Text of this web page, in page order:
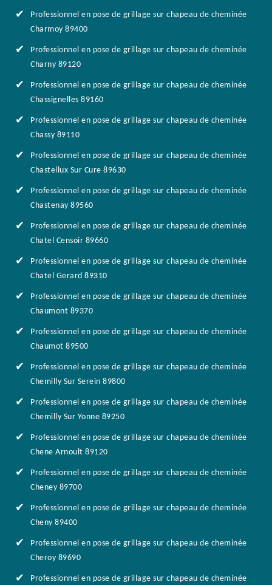
Professionnel en pose de grillage sur chapeau de cheminée
Charmoy 89400
Professionnel en pose de grillage sur chapeau de cheminée
Charny 89120
Professionnel en pose de grillage sur chapeau de cheminée
Chassignelles 89160
Professionnel en pose de grillage sur chapeau de cheminée
Chassy 89110
Professionnel en pose de grillage sur chapeau de cheminée
Chastellux Sur Cure 89630
Professionnel en pose de grillage sur chapeau de cheminée
Chastenay 89560
Professionnel en pose de grillage sur chapeau de cheminée
Chatel Censoir 89660
Professionnel en pose de grillage sur chapeau de cheminée
Chatel Gerard 89310
Professionnel en pose de grillage sur chapeau de cheminée
Chaumont 89370
Professionnel en pose de grillage sur chapeau de cheminée
Chaumot 89500
Professionnel en pose de grillage sur chapeau de cheminée
Chemilly Sur Serein 89800
Professionnel en pose de grillage sur chapeau de cheminée
Chemilly Sur Yonne 89250
Professionnel en pose de grillage sur chapeau de cheminée
Chene Arnoult 89120
Professionnel en pose de grillage sur chapeau de cheminée
Cheney 89700
Professionnel en pose de grillage sur chapeau de cheminée
Cheny 89400
Professionnel en pose de grillage sur chapeau de cheminée
Cheroy 89690
Professionnel en pose de grillage sur chapeau de cheminée